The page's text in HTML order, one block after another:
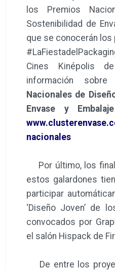
los Premios
Sostenibilidad de
que se conocerán
Cines Kinépolis
información
Nacionales de
Envase y Embalaje
nacionales
Por último, los
estos galardones
participar
‘Diseño Joven’ de
convocados por
el salón Hispack de
De entre los